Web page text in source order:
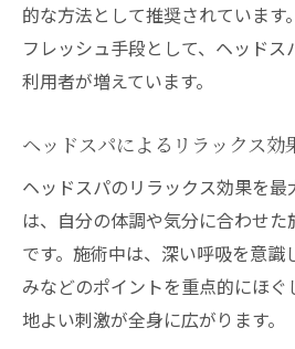
的な方法として推奨されています
フレッシュ手段として、ヘッドス
利用者が増えています。
ヘッドスパによるリラックス効
ヘッドスパのリラックス効果を
は、自分の体調や気分に合わせ
です。施術中は、深い呼吸を意識
みなどのポイントを重点的にほぐ
地よい刺激が全身に広がります。